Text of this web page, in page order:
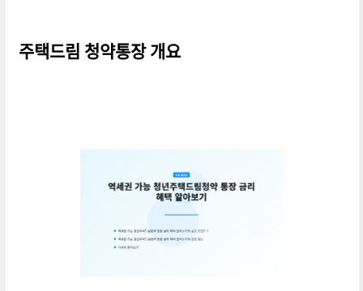
주택드림 청약통장 개요